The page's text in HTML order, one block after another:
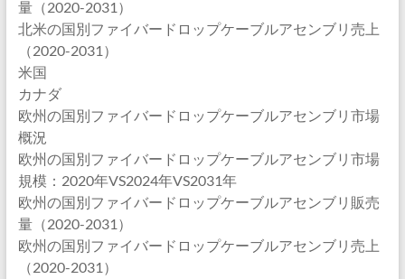
量（2020-2031）
北米の国別ファイバードロップケーブルアセンブリ売上
（2020-2031）
米国
カナダ
欧州の国別ファイバードロップケーブルアセンブリ市場
概況
欧州の国別ファイバードロップケーブルアセンブリ市場
規模：2020年VS2024年VS2031年
欧州の国別ファイバードロップケーブルアセンブリ販売
量（2020-2031）
欧州の国別ファイバードロップケーブルアセンブリ売上
（2020-2031）